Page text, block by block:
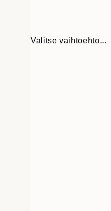
Valitse vaihtoehto...